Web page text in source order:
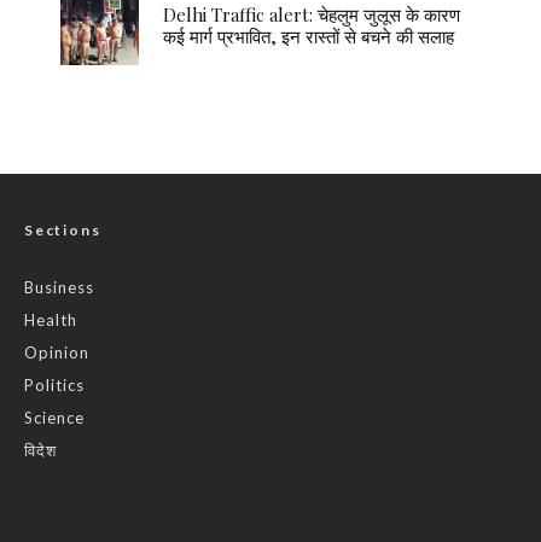
Delhi Traffic alert: चेहलुम जुलूस के कारण
कई मार्ग प्रभावित, इन रास्तों से बचने की सलाह
Sections
Business
Health
Opinion
Politics
Science
विदेश